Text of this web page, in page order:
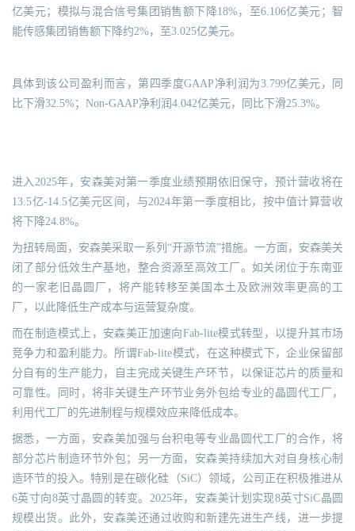
亿美元；模拟与混合信号集团销售额下降18%，至6.106亿美元；智
能传感集团销售额下降约2%，至3.025亿美元。
具体到该公司盈利而言，第四季度GAAP净利润为3.799亿美元，同
比下滑32.5%；Non-GAAP净利润4.042亿美元，同比下滑25.3%。
进入2025年，安森美对第一季度业绩预期依旧保守，预计营收将在
13.5亿-14.5亿美元区间，与2024年第一季度相比，按中值计算营收
将下降24.8%。
为扭转局面，安森美采取一系列“开源节流”措施。一方面，安森美关
闭了部分低效生产基地，整合资源至高效工厂。如关闭位于东南亚
的一家老旧晶圆厂，将产能转移至美国本土及欧洲效率更高的工
厂，以此降低生产成本与运营复杂度。
而在制造模式上，安森美正加速向Fab-lite模式转型，以提升其市场
竞争力和盈利能力。所谓Fab-lite模式，在这种模式下，企业保留部
分自有的生产能力，自主完成关键生产环节，以保证芯片的质量和
可靠性。同时，将非关键生产环节业务外包给专业的晶圆代工厂，
利用代工厂的先进制程与规模效应来降低成本。
据悉，一方面，安森美加强与台积电等专业晶圆代工厂的合作，将
部分芯片制造环节外包；另一方面，安森美持续加大对自身核心制
造环节的投入。特别是在碳化硅（SiC）领域，公司正在积极推进从
6英寸向8英寸晶圆的转变。2025年，安森美计划实现8英寸SiC晶圆
规模出货。此外，安森美还通过收购和新建先进生产线，进一步提